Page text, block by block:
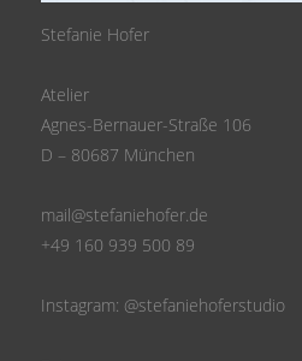
Stefanie Hofer
Atelier
Agnes-Bernauer-Straße 106
D – 80687 München
mail@stefaniehofer.de
+49 160 939 500 89
Instagram: @stefaniehoferstudio